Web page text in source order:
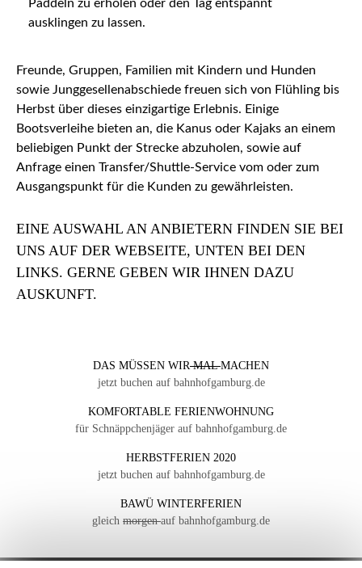
Paddeln zu erholen oder den Tag entspannt
ausklingen zu lassen.
Freunde, Gruppen, Familien mit Kindern und Hunden
sowie Junggesellenabschiede freuen sich von Flühling bis
Herbst über dieses einzigartige Erlebnis. Einige
Bootsverleihe bieten an, die Kanus oder Kajaks an einem
beliebigen Punkt der Strecke abzuholen, sowie auf
Anfrage einen Transfer/Shuttle-Service vom oder zum
Ausgangspunkt für die Kunden zu gewährleisten.
EINE AUSWAHL AN ANBIETERN FINDEN SIE BEI
UNS AUF DER WEBSEITE, UNTEN BEI DEN
LINKS. GERNE GEBEN WIR IHNEN DAZU
AUSKUNFT.
DAS MÜSSEN WIRMALMACHEN
jetzt buchen auf bahnhofgamburg.de
KOMFORTABLE FERIENWOHNUNG
für Schnäppchenjäger auf bahnhofgamburg.de
HERBSTFERIEN 2020
jetzt buchen auf bahnhofgamburg.de
BAWÜ WINTERFERIEN
gleich morgenauf bahnhofgamburg.de